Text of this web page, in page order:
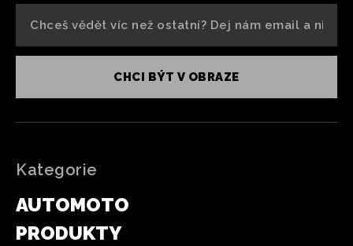
CHCI BÝT V OBRAZE
Kategorie
AUTOMOTO
PRODUKTY